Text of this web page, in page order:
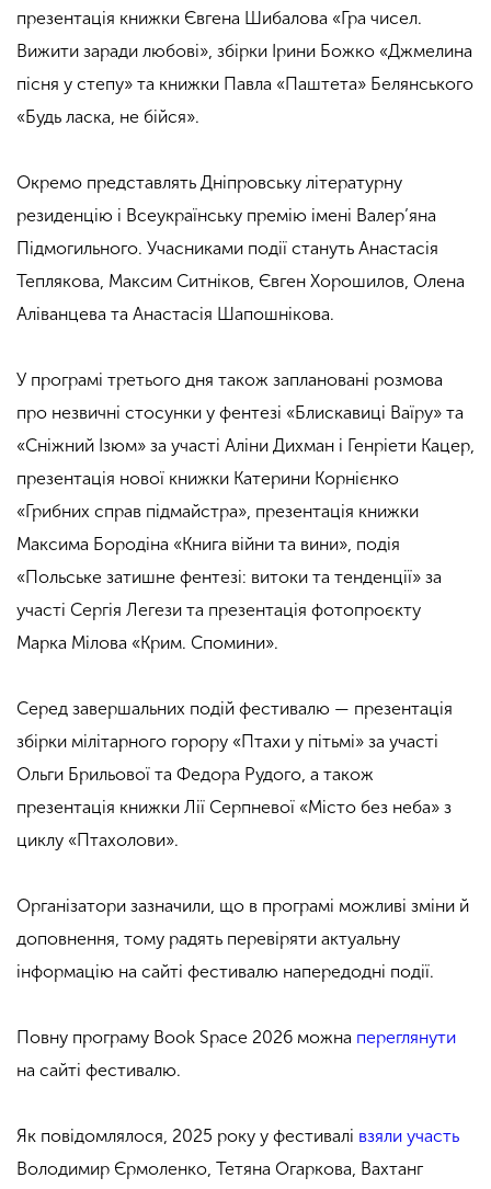
презентація книжки Євгена Шибалова «Гра чисел.
Вижити заради любові», збірки Ірини Божко «Джмелина
пісня у степу» та книжки Павла «Паштета» Белянського
«Будь ласка, не бійся».
Окремо представлять Дніпровську літературну
резиденцію і Всеукраїнську премію імені Валер’яна
Підмогильного. Учасниками події стануть Анастасія
Теплякова, Максим Ситніков, Євген Хорошилов, Олена
Аліванцева та Анастасія Шапошнікова.
У програмі третього дня також заплановані розмова
про незвичні стосунки у фентезі «Блискавиці Ваїру» та
«Сніжний Ізюм» за участі Аліни Дихман і Генріети Кацер,
презентація нової книжки Катерини Корнієнко
«Грибних справ підмайстра», презентація книжки
Максима Бородіна «Книга війни та вини», подія
«Польське затишне фентезі: витоки та тенденції» за
участі Сергія Легези та презентація фотопроєкту
Марка Мілова «Крим. Спомини».
Серед завершальних подій фестивалю — презентація
збірки мілітарного горору «Птахи у пітьмі» за участі
Ольги Брильової та Федора Рудого, а також
презентація книжки Лії Серпневої «Місто без неба» з
циклу «Птахолови».
Організатори зазначили, що в програмі можливі зміни й
доповнення, тому радять перевіряти актуальну
інформацію на сайті фестивалю напередодні події.
Повну програму Book Space 2026 можна переглянути
на сайті фестивалю.
Як повідомлялося, 2025 року у фестивалі взяли участь
Володимир Єрмоленко, Тетяна Огаркова, Вахтанг